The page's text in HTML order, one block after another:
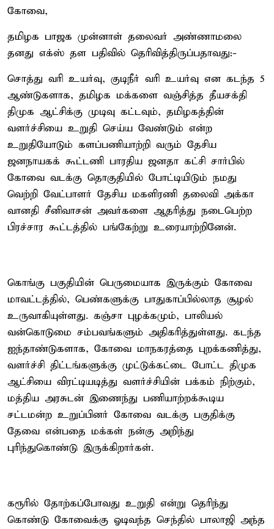
கோவை,
தமிழக பாஜக முன்னாள் தலைவர் அண்ணாமலை
தனது எக்ஸ் தள பதிவில் தெரிவித்திருப்பதாவது:-
சொத்து வரி உயர்வு, குடிநீர் வரி உயர்வு என கடந்த 5
ஆண்டுகளாக, தமிழக மக்களை வஞ்சித்த தீயசக்தி
திமுக ஆட்சிக்கு முடிவு கட்டவும், தமிழகத்தின்
வளர்ச்சியை உறுதி செய்ய வேண்டும் என்ற
உறுதியோடும் களப்பணியாற்றி வரும் தேசிய
ஜனநாயகக் கூட்டணி பாரதிய ஜனதா கட்சி சார்பில்
கோவை வடக்கு தொகுதியில் போட்டியிடும் நமது
வெற்றி வேட்பாளர் தேசிய மகளிரணி தலைவி அக்கா
வானதி சீனிவாசன் அவர்களை ஆதரித்து நடைபெற்ற
பிரச்சார கூட்டத்தில் பங்கேற்று உரையாற்றினேன்.
கொங்கு பகுதியின் பெருமையாக இருக்கும் கோவை
மாவட்டத்தில், பெண்களுக்கு பாதுகாப்பில்லாத சூழல்
உருவாகியுள்ளது. கஞ்சா புழக்கமும், பாலியல்
வன்கொடுமை சம்பவங்களும் அதிகரித்துள்ளது. கடந்த
ஐந்தாண்டுகளாக, கோவை மாநகரத்தை புறக்கணித்து,
வளர்ச்சி திட்டங்களுக்கு முட்டுக்கட்டை போட்ட திமுக
ஆட்சியை விரட்டியடித்து வளர்ச்சியின் பக்கம் நிற்கும்,
மத்திய அரசுடன் இணைந்து பணியாற்றக்கூடிய
சட்டமன்ற உறுப்பினர் கோவை வடக்கு பகுதிக்கு
தேவை என்பதை மக்கள் நன்கு அறிந்து
புரிந்துகொண்டு இருக்கிறார்கள்.
கரூரில் தோற்கப்போவது உறுதி என்று தெரிந்து
கொண்டு கோவைக்கு ஓடிவந்த செந்தில் பாலாஜி அந்த